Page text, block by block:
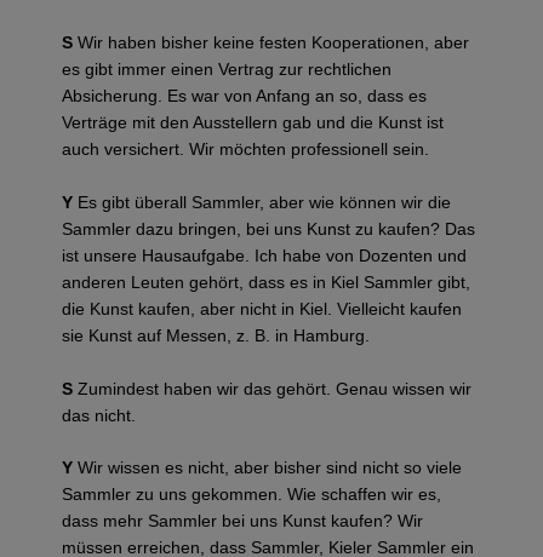
S Wir haben bisher keine festen Kooperationen, aber
es gibt immer einen Vertrag zur rechtlichen
Absicherung. Es war von Anfang an so, dass es
Verträge mit den Ausstellern gab und die Kunst ist
auch versichert. Wir möchten professionell sein.
Y Es gibt überall Sammler, aber wie können wir die
Sammler dazu bringen, bei uns Kunst zu kaufen? Das
ist unsere Hausaufgabe. Ich habe von Dozenten und
anderen Leuten gehört, dass es in Kiel Sammler gibt,
die Kunst kaufen, aber nicht in Kiel. Vielleicht kaufen
sie Kunst auf Messen, z. B. in Hamburg.
S Zumindest haben wir das gehört. Genau wissen wir
das nicht.
Y Wir wissen es nicht, aber bisher sind nicht so viele
Sammler zu uns gekommen. Wie schaffen wir es,
dass mehr Sammler bei uns Kunst kaufen? Wir
müssen erreichen, dass Sammler, Kieler Sammler ein